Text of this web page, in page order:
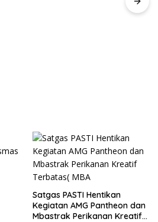
Satgas PASTI Hentikan
Kegiatan AMG Pantheon dan
Mbastrak Perikanan Kreatif